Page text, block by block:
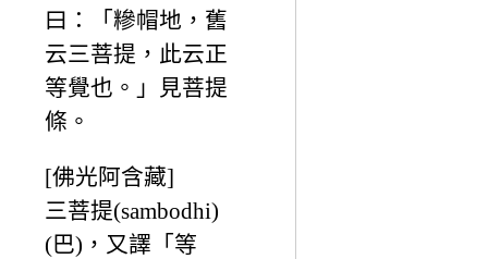
曰：「糝帽地，舊
云三菩提，此云正
等覺也。」見菩提
條。
[佛光阿含藏]
三菩提(sambodhi)
(巴)，又譯「等